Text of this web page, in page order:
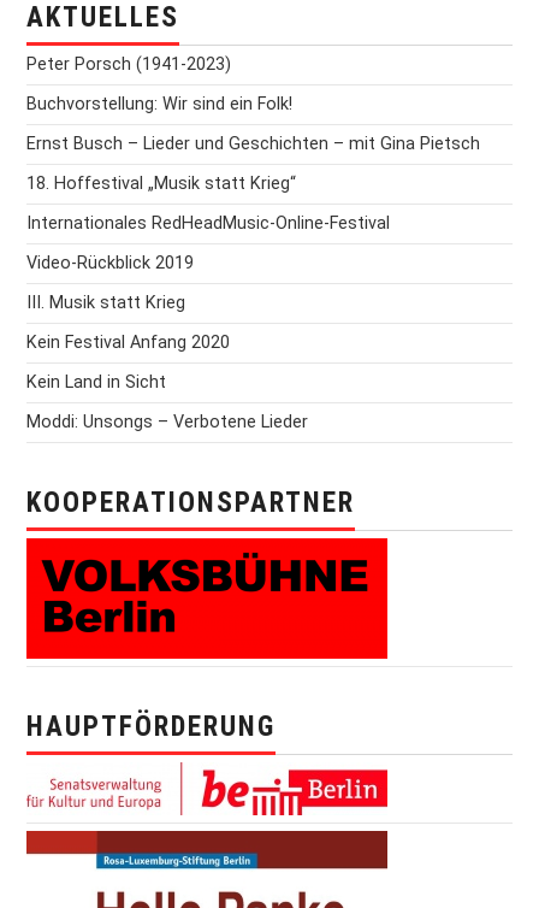
AKTUELLES
Peter Porsch (1941-2023)
Buchvorstellung: Wir sind ein Folk!
Ernst Busch – Lieder und Geschichten – mit Gina Pietsch
18. Hoffestival „Musik statt Krieg“
Internationales RedHeadMusic-Online-Festival
Video-Rückblick 2019
III. Musik statt Krieg
Kein Festival Anfang 2020
Kein Land in Sicht
Moddi: Unsongs – Verbotene Lieder
KOOPERATIONSPARTNER
HAUPTFÖRDERUNG